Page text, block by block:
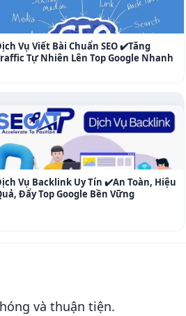
Vụ Viết Bài Chuẩn SEO ✔️Tăng
Tự Nhiên Lên Top Google Nhanh
Vụ Backlink Uy Tín ✔️An Toàn, Hiệu
Đẩy Top Google Bền Vững
và thuận tiện.